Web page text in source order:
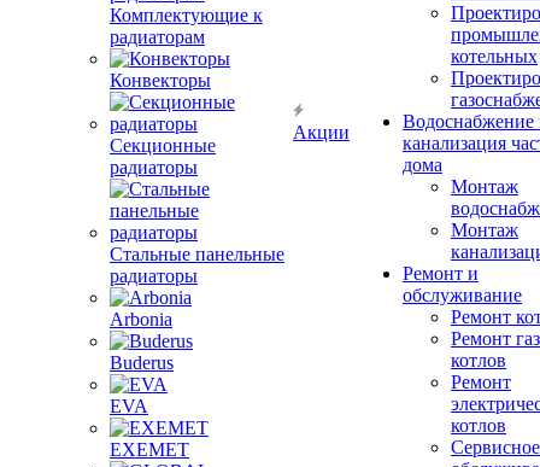
Комплектующие к
радиаторам
Конвекторы
Секционные
радиаторы
Стальные панельные
радиаторы
Arbonia
Buderus
EVA
EXEMET
Акции
котельных
Водоснабжение
канализация
дома
Монтаж
Монтаж
Ремонт и
обслуживание
Ремонт
Ремонт
котлов
Ремонт
котлов
Сервисное